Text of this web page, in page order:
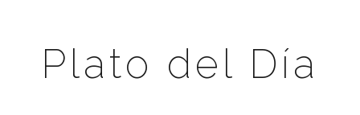
Plato del Día